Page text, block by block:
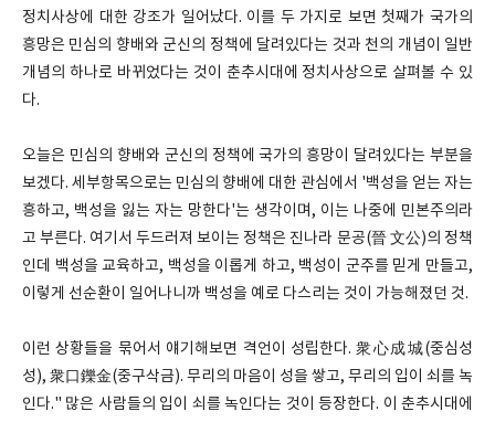
정치사상에 대한 강조가 일어났다. 이를 두 가지로 보면 첫째가 국가의
흥망은 민심의 향배와 군신의 정책에 달려있다는 것과 천의 개념이 일반
개념의 하나로 바뀌었다는 것이 춘추시대에 정치사상으로 살펴볼 수 있
다.
오늘은 민심의 향배와 군신의 정책에 국가의 흥망이 달려있다는 부분을
보겠다. 세부항목으로는 민심의 향배에 대한 관심에서 '백성을 얻는 자는
흥하고, 백성을 잃는 자는 망한다'는 생각이며, 이는 나중에 민본주의라
고 부른다. 여기서 두드러져 보이는 정책은 진나라 문공(晉 文公)의 정책
인데 백성을 교육하고, 백성을 이롭게 하고, 백성이 군주를 믿게 만들고,
이렇게 선순환이 일어나니까 백성을 예로 다스리는 것이 가능해졌던 것.
이런 상황들을 묶어서 얘기해보면 격언이 성립한다. 衆心成城(중심성
성), 衆口鑠金(중구삭금). 무리의 마음이 성을 쌓고, 무리의 입이 쇠를 녹
인다." 많은 사람들의 입이 쇠를 녹인다는 것이 등장한다. 이 춘추시대에